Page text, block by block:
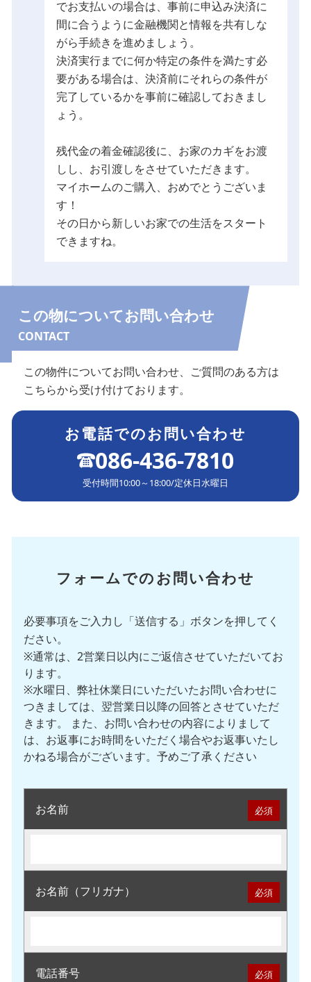
でお支払いの場合は、事前に申込み決済に
間に合うように金融機関と情報を共有しな
がら手続きを進めましょう。
決済実行までに何か特定の条件を満たす必
要がある場合は、決済前にそれらの条件が
完了しているかを事前に確認しておきまし
ょう。
残代金の着金確認後に、お家のカギをお渡
しし、お引渡しをさせていただきます。
マイホームのご購入、おめでとうございま
す！
その日から新しいお家での生活をスタート
できますね。
この物についてお問い合わせ
CONTACT
この物件についてお問い合わせ、ご質問のある方は
こちらから受け付けております。
お電話でのお問い合わせ
086-436-7810
受付時間10:00～18:00/定休日水曜日
フォームでのお問い合わせ
必要事項をご入力し「送信する」ボタンを押してく
ださい。
※通常は、2営業日以内にご返信させていただいてお
ります。
※水曜日、弊社休業日にいただいたお問い合わせに
つきましては、翌営業日以降の回答とさせていただ
きます。 また、お問い合わせの内容によりまして
は、お返事にお時間をいただく場合やお返事いたし
かねる場合がございます。予めご了承ください
お名前 必須
お名前（フリガナ） 必須
電話番号 必須